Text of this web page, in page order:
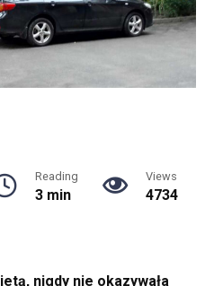
Reading
3 min
Views
4734
nigdy nie okazywała